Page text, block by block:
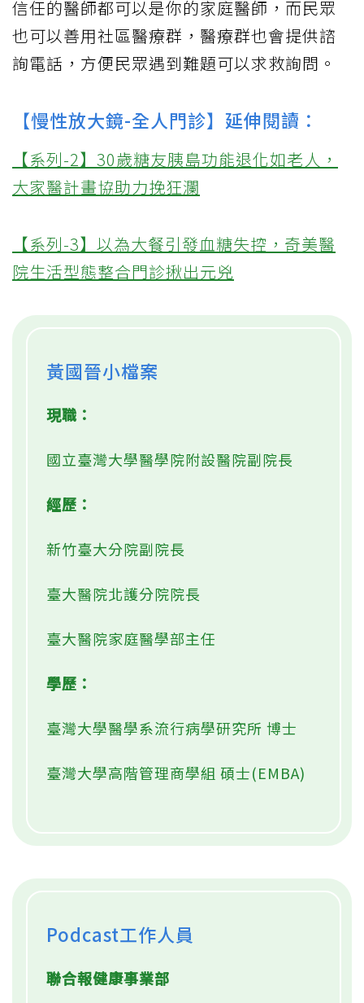
信任的醫師都可以是你的家庭醫師，而民眾
也可以善用社區醫療群，醫療群也會提供諮
詢電話，方便民眾遇到難題可以求救詢問。
【慢性放大鏡-全人門診】延伸閱讀：
【系列-2】30歲糖友胰島功能退化如老人，
大家醫計畫協助力挽狂瀾
【系列-3】以為大餐引發血糖失控，奇美醫
院生活型態整合門診揪出元兇
黃國晉小檔案
現職：
國立臺灣大學醫學院附設醫院副院長
經歷：
新竹臺大分院副院長
臺大醫院北護分院院長
臺大醫院家庭醫學部主任
學歷：
臺灣大學醫學系流行病學研究所 博士
臺灣大學高階管理商學組 碩士(EMBA)
Podcast工作人員
聯合報健康事業部